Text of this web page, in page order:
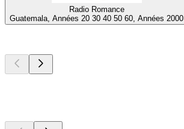
Radio Romance
Guatemala, Années 20 30 40 50 60, Années 2000